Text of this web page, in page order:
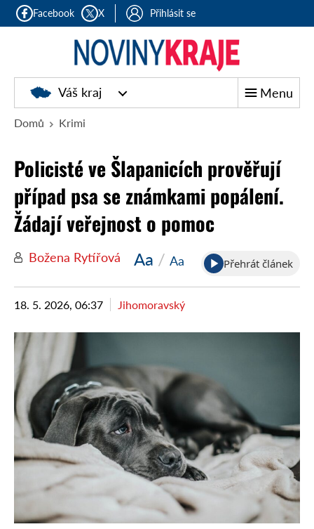
Facebook X Přihlásit se
Noviny
kraje
Váš kraj Menu
Domů Krimi
Policisté ve Šlapanicích prověřují
případ psa se známkami popálení.
Žádají veřejnost o pomoc
Božena Rytířová Aa / Aa Přehrát článek
18. 5. 2026, 06:37 Jihomoravský